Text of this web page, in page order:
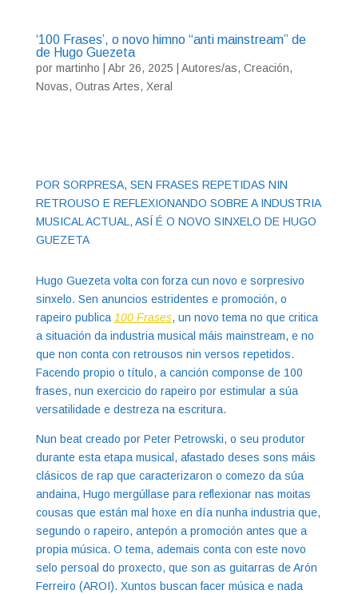
‘100 Frases’, o novo himno “anti mainstream” de
de Hugo Guezeta
por martinho Abr 26, 2025 Autores/as, Creación,
Novas, Outras Artes, Xeral
POR SORPRESA, SEN FRASES REPETIDAS NIN
RETROUSO E REFLEXIONANDO SOBRE A INDUSTRIA
MUSICAL ACTUAL, ASÍ É O NOVO SINXELO DE HUGO
GUEZETA
Hugo Guezeta volta con forza cun novo e sorpresivo
sinxelo. Sen anuncios estridentes e promoción, o
rapeiro publica100 Frases, un novo tema no que critica
a situación da industria musical máis mainstream, e no
que non conta con retrousos nin versos repetidos.
Facendo propio o título, a canción componse de 100
frases, nun exercicio do rapeiro por estimular a súa
versatilidade e destreza na escritura.
Nun beat creado por Peter Petrowski, o seu produtor
durante esta etapa musical, afastado deses sons máis
clásicos de rap que caracterizaron o comezo da súa
andaina, Hugo mergúllase para reflexionar nas moitas
cousas que están mal hoxe en día nunha industria que,
segundo o rapeiro, antepón a promoción antes que a
propia música. O tema, ademais conta con este novo
selo persoal do proxecto, que son as guitarras de Arón
Ferreiro (AROI). Xuntos buscan facer música e nada